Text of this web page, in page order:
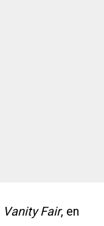
Vanity Fair, en